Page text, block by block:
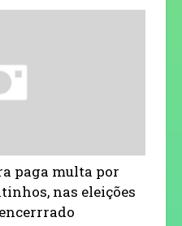
paga multa por
nas eleições